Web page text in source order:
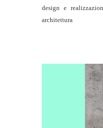
design e
architettura